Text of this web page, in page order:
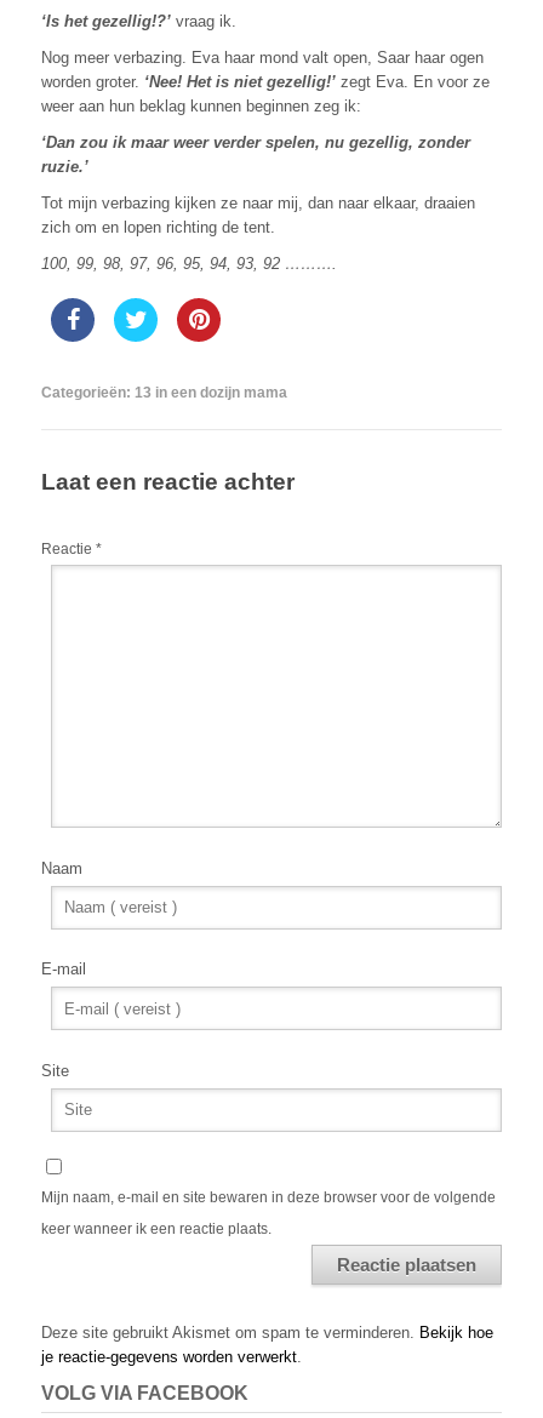
‘Is het gezellig!?’ vraag ik.
Nog meer verbazing. Eva haar mond valt open, Saar haar ogen
worden groter. ‘Nee! Het is niet gezellig!’ zegt Eva. En voor ze
weer aan hun beklag kunnen beginnen zeg ik:
‘Dan zou ik maar weer verder spelen, nu gezellig, zonder
ruzie.’
Tot mijn verbazing kijken ze naar mij, dan naar elkaar, draaien
zich om en lopen richting de tent.
100, 99, 98, 97, 96, 95, 94, 93, 92 ……….
Categorieën: 13 in een dozijn mama
Laat een reactie achter
Reactie *
Naam
E-mail
Site
Mijn naam, e-mail en site bewaren in deze browser voor de volgende
keer wanneer ik een reactie plaats.
Deze site gebruikt Akismet om spam te verminderen. Bekijk hoe
je reactie-gegevens worden verwerkt.
VOLG VIA FACEBOOK